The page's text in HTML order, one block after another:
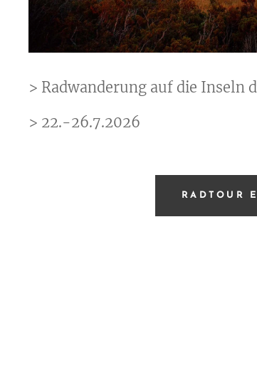
> Radwanderung auf die Inseln
> 22.-26.7.2026
RADTOUR